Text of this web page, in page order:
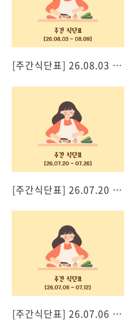
[주간식단표] 26.08.03 - 08.09
[주간식단표] 26.07.20 - 07.26
[주간식단표] 26.07.06 - 07.12